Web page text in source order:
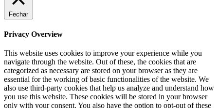
Fechar
Privacy Overview
This website uses cookies to improve your experience while you
navigate through the website. Out of these, the cookies that are
categorized as necessary are stored on your browser as they are
essential for the working of basic functionalities of the website. We
also use third-party cookies that help us analyze and understand how
you use this website. These cookies will be stored in your browser
only with your consent. You also have the option to opt-out of these